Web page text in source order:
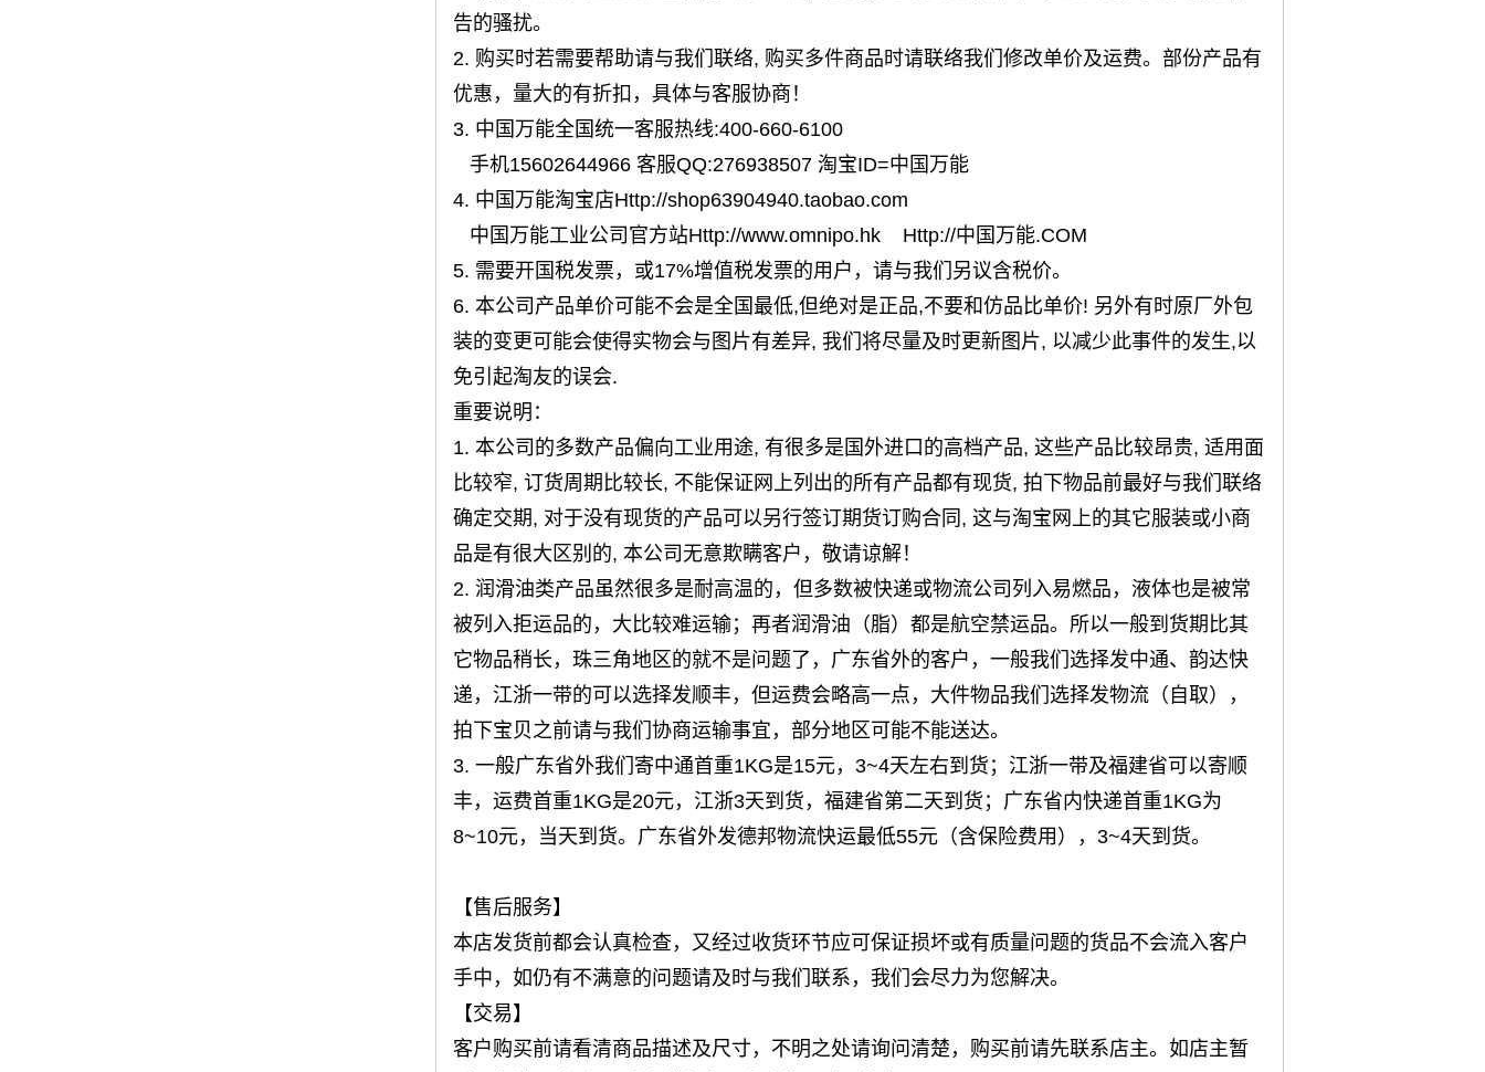
告的骚扰。
2. 购买时若需要帮助请与我们联络, 购买多件商品时请联络我们修改单价及运费。部份产品有
优惠，量大的有折扣，具体与客服协商！
3. 中国万能全国统一客服热线:400-660-6100
手机15602644966 客服QQ:276938507 淘宝ID=中国万能
4. 中国万能淘宝店Http://shop63904940.taobao.com
中国万能工业公司官方站Http://www.omnipo.hk Http://中国万能.COM
5. 需要开国税发票，或17%增值税发票的用户，请与我们另议含税价。
6. 本公司产品单价可能不会是全国最低,但绝对是正品,不要和仿品比单价! 另外有时原厂外包
装的变更可能会使得实物会与图片有差异, 我们将尽量及时更新图片, 以减少此事件的发生,以
免引起淘友的误会.
重要说明：
1. 本公司的多数产品偏向工业用途, 有很多是国外进口的高档产品, 这些产品比较昂贵, 适用面
比较窄, 订货周期比较长, 不能保证网上列出的所有产品都有现货, 拍下物品前最好与我们联络
确定交期, 对于没有现货的产品可以另行签订期货订购合同, 这与淘宝网上的其它服装或小商
品是有很大区别的, 本公司无意欺瞒客户，敬请谅解！
2. 润滑油类产品虽然很多是耐高温的，但多数被快递或物流公司列入易燃品，液体也是被常
被列入拒运品的，大比较难运输；再者润滑油（脂）都是航空禁运品。所以一般到货期比其
它物品稍长，珠三角地区的就不是问题了，广东省外的客户，一般我们选择发中通、韵达快
递，江浙一带的可以选择发顺丰，但运费会略高一点，大件物品我们选择发物流（自取），
拍下宝贝之前请与我们协商运输事宜，部分地区可能不能送达。
3. 一般广东省外我们寄中通首重1KG是15元，3~4天左右到货；江浙一带及福建省可以寄顺
丰，运费首重1KG是20元，江浙3天到货，福建省第二天到货；广东省内快递首重1KG为
8~10元，当天到货。广东省外发德邦物流快运最低55元（含保险费用），3~4天到货。
【售后服务】
本店发货前都会认真检查，又经过收货环节应可保证损坏或有质量问题的货品不会流入客户
手中，如仍有不满意的问题请及时与我们联系，我们会尽力为您解决。
【交易】
客户购买前请看清商品描述及尺寸，不明之处请询问清楚，购买前请先联系店主。如店主暂